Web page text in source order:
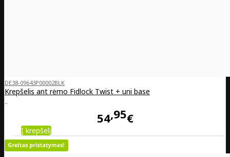
DE38-09643P00002BLK
Krepšelis ant rėmo Fidlock Twist + uni base
..
54 95€
Į krepšelį